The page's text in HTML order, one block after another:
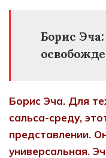
Борис
Борис Эча. Для
сальса-среду,
представлении.
универсальная.